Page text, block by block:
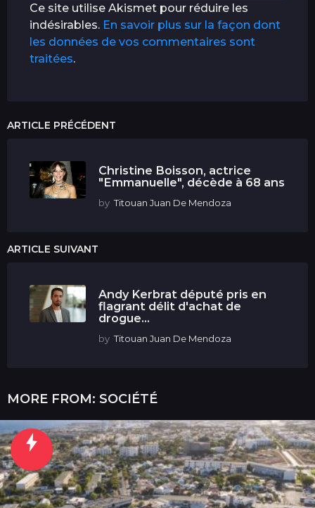
Ce site utilise Akismet pour réduire les
indésirables. En savoir plus sur la façon dont
les données de vos commentaires sont
traitées.
ARTICLE PRÉCÉDENT
Christine Boisson, actrice
"Emmanuelle", décède à 68 ans
by Titouan Juan De Mendoza
ARTICLE SUIVANT
Andy Kerbrat député pris en
flagrant délit d'achat de
drogue...
by Titouan Juan De Mendoza
MORE FROM: SOCIÉTÉ